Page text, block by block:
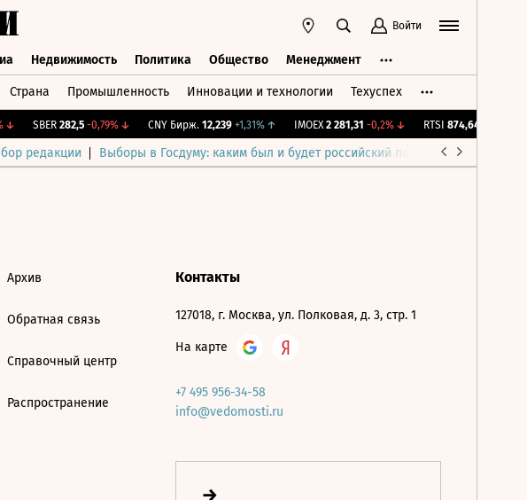
Войти
Недвижимость Политика Общество Менеджмент
Страна Промышленность Инновации и технологии Техуспех
SBER 282,5 -0,79%↓ CNY Бирж. 12,239 +1,31%↑ IMOEX 2 281,31 -0,2%↓ RTSI 874,64 -1,12%
редакции Выборы в Госдуму: каким был и будет российский парламент
Архив
Обратная связь
Справочный центр
Распространение
Контакты
127018, г. Москва, ул. Полковая, д. 3, стр. 1
На карте
+7 495 956-34-58
info@vedomosti.ru